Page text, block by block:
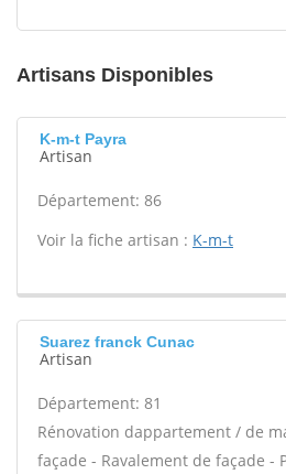
Artisans Disponibles
K-m-t Payra
Artisan
Département: 86
Voir la fiche artisan : K-m-t
Suarez franck Cunac
Artisan
Département: 81
Rénovation dappartement / de
façade - Ravalement de façade -